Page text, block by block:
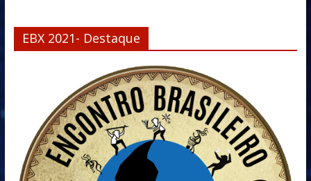
EBX 2021- Destaque